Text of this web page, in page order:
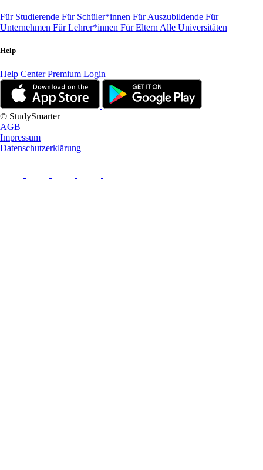
Für Studierende Für Schüler*innen Für Auszubildende Für
Unternehmen Für Lehrer*innen Für Eltern Alle Universitäten
Help
Help CenterPremium Login
© StudySmarter
AGB
Impressum
Datenschutzerklärung